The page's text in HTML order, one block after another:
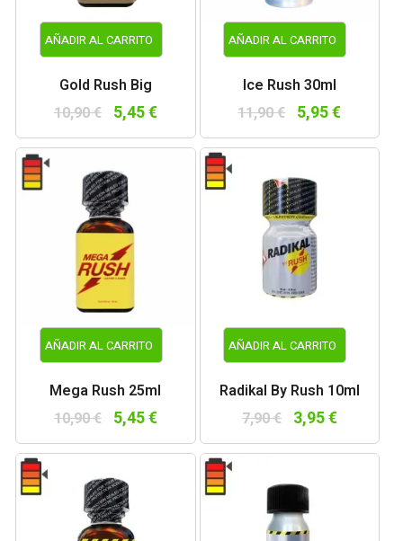
AÑADIR AL CARRITO
Gold Rush Big
10,90 € 5,45 €
AÑADIR AL CARRITO
Ice Rush 30ml
11,90 € 5,95 €
AÑADIR AL CARRITO
Mega Rush 25ml
10,90 € 5,45 €
AÑADIR AL CARRITO
Radikal By Rush 10ml
7,90 € 3,95 €